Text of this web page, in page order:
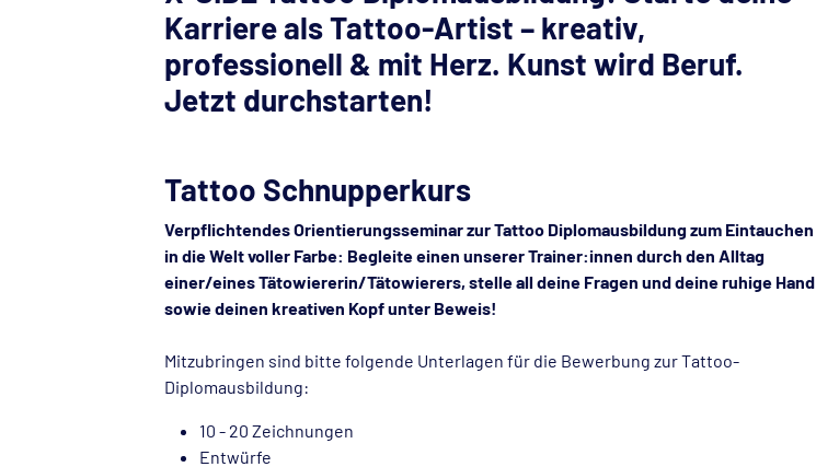
Karriere als Tattoo-Artist – kreativ,
professionell & mit Herz. Kunst wird Beruf.
Jetzt durchstarten!
Tattoo Schnupperkurs
Verpflichtendes Orientierungsseminar zur Tattoo Diplomausbildung zum Eintauchen
in die Welt voller Farbe: Begleite einen unserer Trainer:innen durch den Alltag
einer/eines Tätowiererin/Tätowierers, stelle all deine Fragen und deine ruhige Hand
sowie deinen kreativen Kopf unter Beweis!
Mitzubringen sind bitte folgende Unterlagen für die Bewerbung zur Tattoo-
Diplomausbildung:
10 - 20 Zeichnungen
Entwürfe